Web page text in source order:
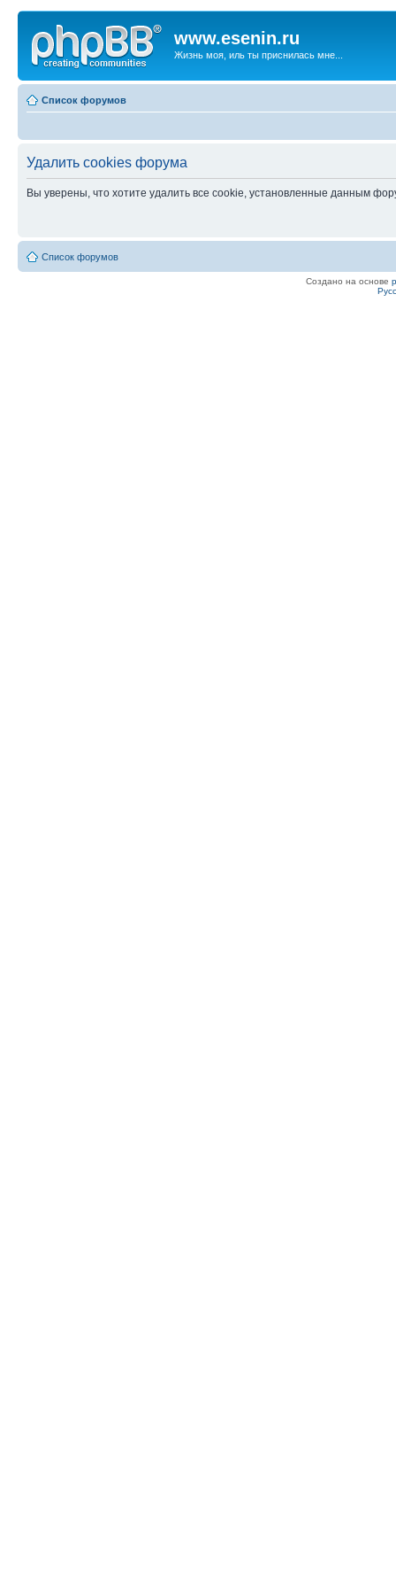
www.esenin.ru
Жизнь моя, иль ты приснилась мне...
Список форумов
Удалить cookies форума
Вы уверены, что хотите удалить все cookie, установленные данным
Список форумов
Создано на основе